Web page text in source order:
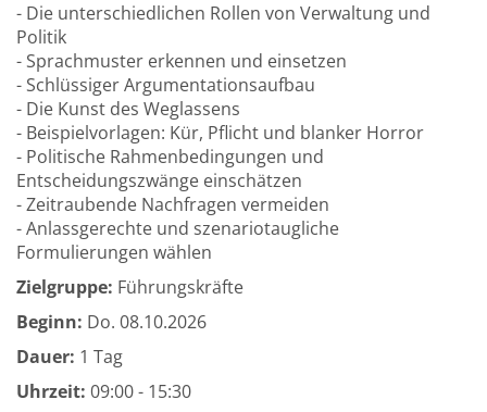
- Die unterschiedlichen Rollen von Verwaltung und
Politik
- Sprachmuster erkennen und einsetzen
- Schlüssiger Argumentationsaufbau
- Die Kunst des Weglassens
- Beispielvorlagen: Kür, Pflicht und blanker Horror
- Politische Rahmenbedingungen und
Entscheidungszwänge einschätzen
- Zeitraubende Nachfragen vermeiden
- Anlassgerechte und szenariotaugliche
Formulierungen wählen
Zielgruppe: Führungskräfte
Beginn: Do. 08.10.2026
Dauer: 1 Tag
Uhrzeit: 09:00 - 15:30